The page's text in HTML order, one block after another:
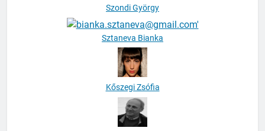
Kőszegi Zsófia
Tábori György